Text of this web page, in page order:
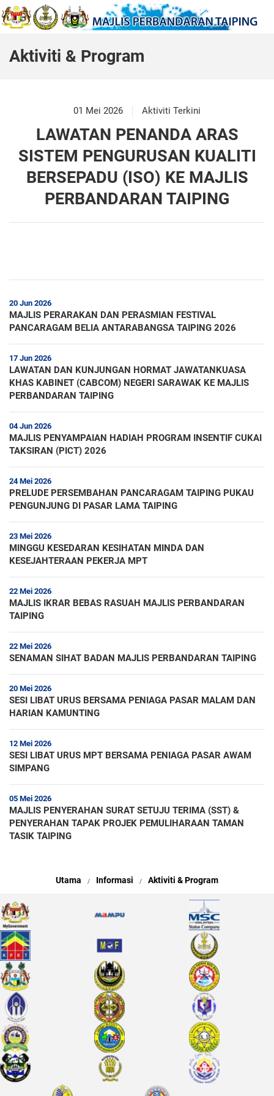
Aktiviti & Program
01 Mei 2026 Aktiviti Terkini
LAWATAN PENANDA ARAS
SISTEM PENGURUSAN KUALITI
BERSEPADU (ISO) KE MAJLIS
PERBANDARAN TAIPING
20 Jun 2026
MAJLIS PERARAKAN DAN PERASMIAN FESTIVAL
PANCARAGAM BELIA ANTARABANGSA TAIPING 2026
17 Jun 2026
LAWATAN DAN KUNJUNGAN HORMAT JAWATANKUASA
KHAS KABINET (CABCOM) NEGERI SARAWAK KE MAJLIS
PERBANDARAN TAIPING
04 Jun 2026
MAJLIS PENYAMPAIAN HADIAH PROGRAM INSENTIF CUKAI
TAKSIRAN (PICT) 2026
24 Mei 2026
PRELUDE PERSEMBAHAN PANCARAGAM TAIPING PUKAU
PENGUNJUNG DI PASAR LAMA TAIPING
23 Mei 2026
MINGGU KESEDARAN KESIHATAN MINDA DAN
KESEJAHTERAAN PEKERJA MPT
22 Mei 2026
MAJLIS IKRAR BEBAS RASUAH MAJLIS PERBANDARAN
TAIPING
22 Mei 2026
SENAMAN SIHAT BADAN MAJLIS PERBANDARAN TAIPING
20 Mei 2026
SESI LIBAT URUS BERSAMA PENIAGA PASAR MALAM DAN
HARIAN KAMUNTING
12 Mei 2026
SESI LIBAT URUS MPT BERSAMA PENIAGA PASAR AWAM
SIMPANG
05 Mei 2026
MAJLIS PENYERAHAN SURAT SETUJU TERIMA (SST) &
PENYERAHAN TAPAK PROJEK PEMULIHARAAN TAMAN
TASIK TAIPING
Utama Informasi Aktiviti & Program